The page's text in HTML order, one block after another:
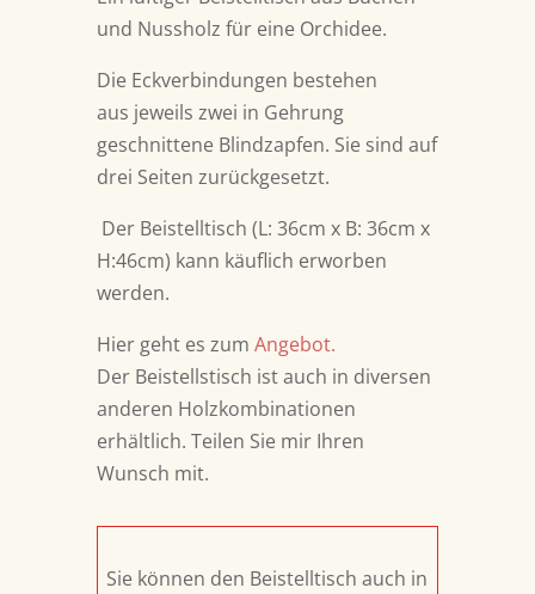
und Nussholz für eine Orchidee.
Die Eckverbindungen bestehen
aus jeweils zwei in Gehrung
geschnittene Blindzapfen. Sie sind auf
drei Seiten zurückgesetzt.
Der Beistelltisch (L: 36cm x B: 36cm x
H:46cm) kann käuflich erworben
werden.
Hier geht es zum Angebot.
Der Beistellstisch ist auch in diversen
anderen Holzkombinationen
erhältlich. Teilen Sie mir Ihren
Wunsch mit.
Sie können den Beistelltisch auch in